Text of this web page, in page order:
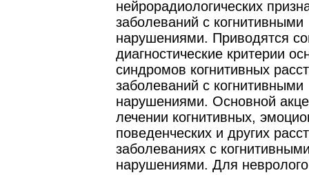
нейрорадиологических
заболеваний с когнитивными
нарушениями. Приводятся
диагностические критерии
синдромов когнитивных
заболеваний с когнитивными
нарушениями. Основной
лечении когнитивных,
поведенческих и других
заболеваниях с
нарушениями. Для